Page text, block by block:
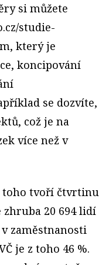
si můžete
studie-
který je
koncipování
se dozvíte,
což je na
více než v
toho tvoří čtvrtinu
20 694 lidí
zaměstnanosti
je z toho 46 %.